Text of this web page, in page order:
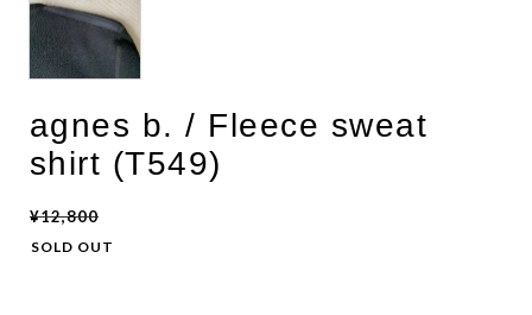
agnes b. / Fleece sweat
shirt (T549)
¥12,800
SOLD OUT